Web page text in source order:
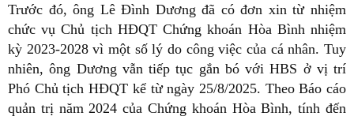
Trước đó, ông Lê Đình Dương đã có đơn xin từ nhiệm
chức vụ Chủ tịch HĐQT Chứng khoán Hòa Bình nhiệm
kỳ 2023-2028 vì một số lý do công việc của cá nhân. Tuy
nhiên, ông Dương vẫn tiếp tục gắn bó với HBS ở vị trí
Phó Chủ tịch HĐQT kể từ ngày 25/8/2025. Theo Báo cáo
quản trị năm 2024 của Chứng khoán Hòa Bình, tính đến